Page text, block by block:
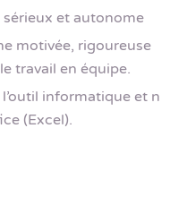
et autonome
motivée, rigoureuse
travail en équipe.
l’outil informatique et n
(Excel).